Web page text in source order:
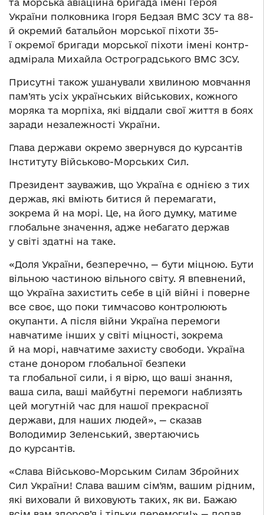
та морська авіаційна бригада імені Героя
України полковника Ігоря Бедзая ВМС ЗСУ та 88-
й окремий батальйон морської піхоти 35-
ї окремої бригади морської піхоти імені контр-
адмірала Михайла Остроградського ВМС ЗСУ.
Присутні також ушанували хвилиною мовчання
пам’ять усіх українських військових, кожного
моряка та морпіха, які віддали свої життя в боях
заради незалежності України.
Глава держави окремо звернувся до курсантів
Інституту Військово-Морських Сил.
Президент зауважив, що Україна є однією з тих
держав, які вміють битися й перемагати,
зокрема й на морі. Це, на його думку, матиме
глобальне значення, адже небагато держав
у світі здатні на таке.
«Доля України, безперечно, — бути міцною. Бути
вільною частиною вільного світу. Я впевнений,
що Україна захистить себе в цій війні і поверне
все своє, що поки тимчасово контролюють
окупанти. А після війни Україна перемоги
навчатиме інших у світі міцності, зокрема
й на морі, навчатиме захисту свободи. Україна
стане донором глобальної безпеки
та глобальної сили, і я вірю, що ваші знання,
ваша сила, ваші майбутні перемоги наблизять
цей могутній час для нашої прекрасної
держави, для наших людей», — сказав
Володимир Зеленський, звертаючись
до курсантів.
«Слава Військово-Морським Силам Збройних
Сил України! Слава вашим сімʼям, вашим рідним,
які виховали й виховують таких, як ви. Бажаю